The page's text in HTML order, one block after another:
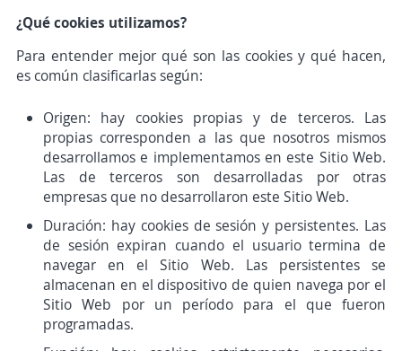
¿Qué cookies utilizamos?
Para entender mejor qué son las cookies y qué hacen,
es común clasificarlas según:
Origen: hay cookies propias y de terceros. Las
propias corresponden a las que nosotros mismos
desarrollamos e implementamos en este Sitio Web.
Las de terceros son desarrolladas por otras
empresas que no desarrollaron este Sitio Web.
Duración: hay cookies de sesión y persistentes. Las
de sesión expiran cuando el usuario termina de
navegar en el Sitio Web. Las persistentes se
almacenan en el dispositivo de quien navega por el
Sitio Web por un período para el que fueron
programadas.